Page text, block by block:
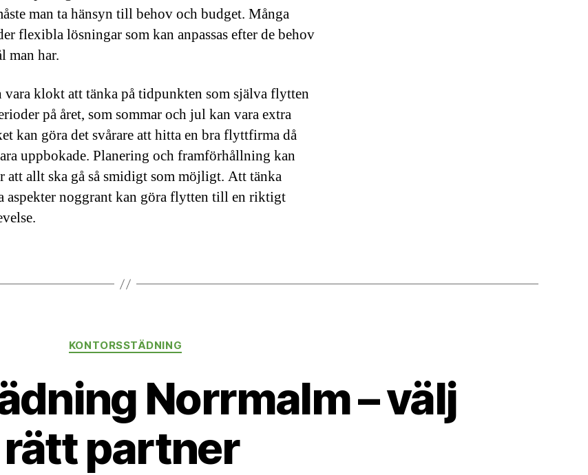
man ta hänsyn till behov och budget. Många
flexibla lösningar som kan anpassas efter de behov
man har.
vara klokt att tänka på tidpunkten som själva flytten
på året, som sommar och jul kan vara extra
kan göra det svårare att hitta en bra flyttfirma då
uppbokade. Planering och framförhållning kan
att allt ska gå så smidigt som möjligt. Att tänka
aspekter noggrant kan göra flytten till en riktigt
Kategorier
KONTORSSTÄDNING
Norrmalm – välj
rätt partner